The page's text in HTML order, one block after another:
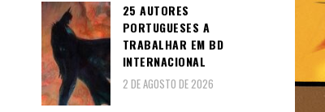
25 AUTORES
PORTUGUESES A
TRABALHAR EM BD
INTERNACIONAL
2 DE AGOSTO DE 2026